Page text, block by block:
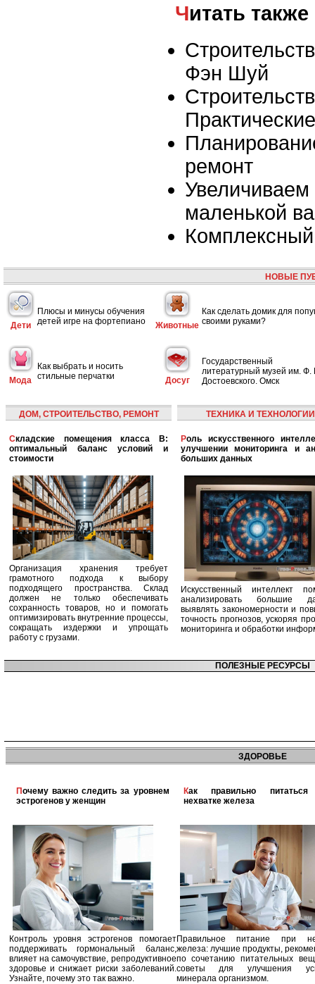
Читать также
Фэн Шуй
ремонт
Увеличиваем
маленькой
НОВЫЕ
Дети
Плюсы и минусы обучения
детей игре на фортепиано
Животные
Как сделать домик для
своими руками?
Мода
Как выбрать и носить
стильные перчатки
Досуг
Государственный
литературный музей им. Ф.
Достоевского. Омск
ДОМ, СТРОИТЕЛЬСТВО, РЕМОНТ
Складские помещения класса B:
оптимальный баланс условий и
стоимости
Организация хранения требует
грамотного подхода к выбору
подходящего пространства. Склад
должен не только обеспечивать
сохранность товаров, но и помогать
оптимизировать внутренние процессы,
сокращать издержки и упрощать
работу с грузами.
ТЕХНИКА И ТЕХНОЛОГИИ
Роль искусственного интеллекта в
улучшении мониторинга и
больших данных
Искусственный интеллект
анализировать большие
выявлять закономерности и
точность прогнозов, ускоряя
мониторинга и обработки
ПОЛЕЗНЫЕ РЕСУРСЫ
ЗДОРОВЬЕ
Почему важно следить за уровнем
эстрогенов у женщин
Контроль уровня эстрогенов помогает
поддерживать гормональный баланс,
влияет на самочувствие, репродуктивное
здоровье и снижает риски заболеваний.
Узнайте, почему это так важно.
Как правильно питаться при
нехватке железа
Правильное питание при
железа: лучшие продукты,
по сочетанию питательных
советы для улучшения
минерала организмом.